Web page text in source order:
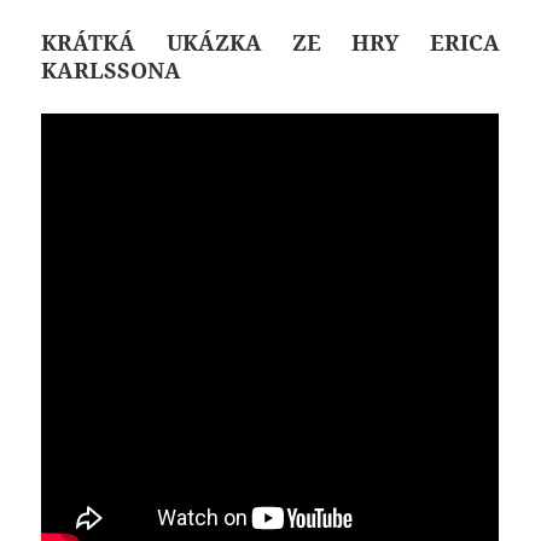
KRÁTKÁ UKÁZKA ZE HRY ERICA
KARLSSONA